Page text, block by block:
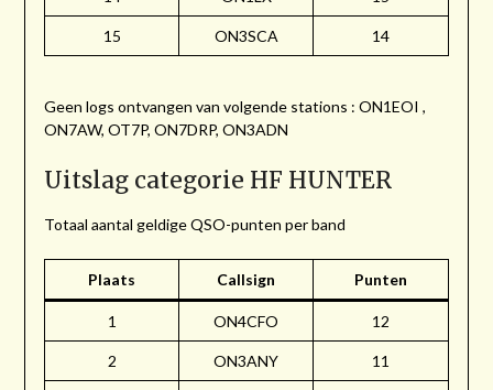
15 ON3SCA 14
Geen logs ontvangen van volgende stations : ON1EOI ,
ON7AW, OT7P, ON7DRP, ON3ADN
Uitslag categorie HF HUNTER
Totaal aantal geldige QSO-punten per band
Plaats Callsign Punten
1 ON4CFO 12
2 ON3ANY 11